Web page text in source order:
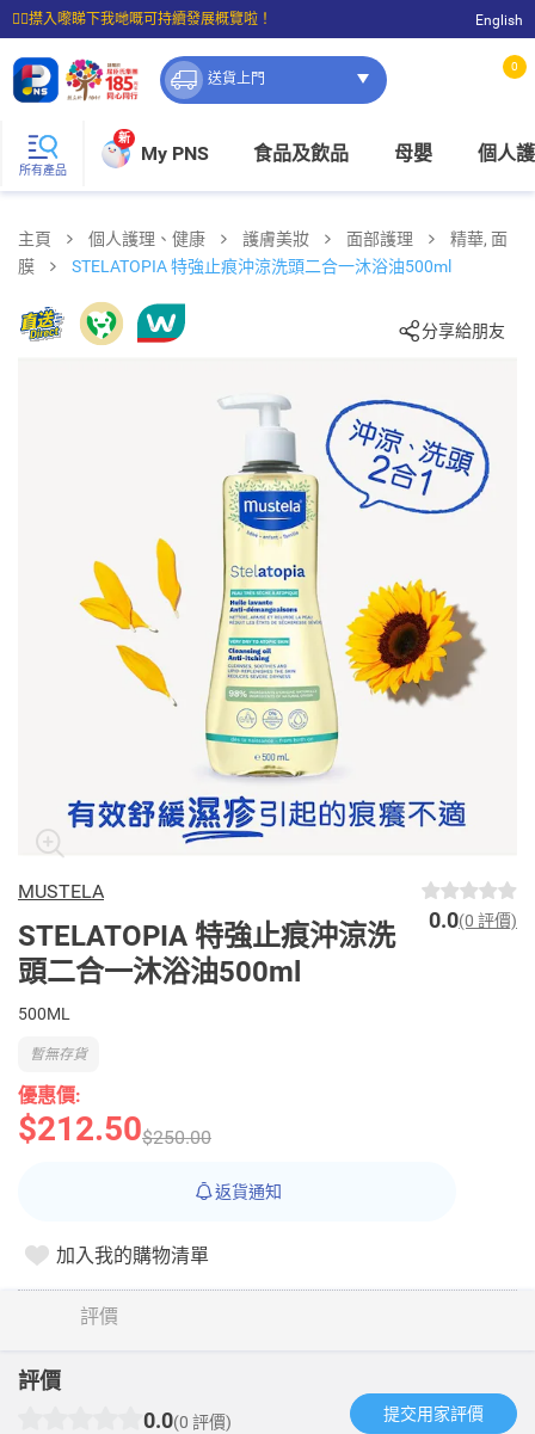
☝🏼㩒入嚟睇下我哋嘅可持續發展概覽啦！
⭐購物滿$399即享免費送貨；滿$100即可免費店取。
English
送貨上門
0
所有產品
新
My PNS 食品及飲品 母嬰 個人
主頁 個人護理、健康 護膚美妝 面部護理
精華, 面
膜
STELATOPIA 特強止痕沖涼洗頭二合一沐浴油500ml
分享給朋友
MUSTELA
STELATOPIA 特強止痕沖涼洗
頭二合一沐浴油500ml
0.0(0 評價)
500ML
優惠價:
$212.50$250.00
暫無存貨
返貨通知
加入我的購物清單
評價
評價
0.0(0 評價) 提交用家評價​